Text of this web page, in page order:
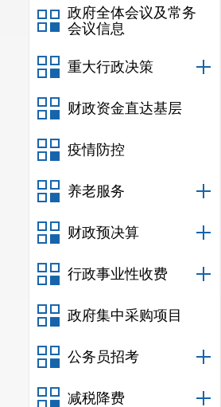
政府全体会议及常务
会议信息
重大行政决策
财政资金直达基层
疫情防控
养老服务
财政预决算
行政事业性收费
政府集中采购项目
公务员招考
减税降费